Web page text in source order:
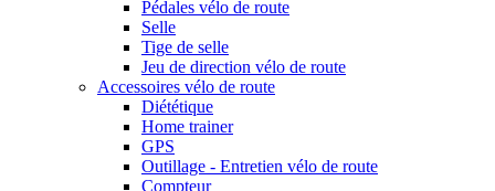
Pédales vélo de route
Selle
Tige de selle
Jeu de direction vélo de route
Accessoires vélo de route
Diététique
Home trainer
GPS
Outillage - Entretien vélo de route
Compteur